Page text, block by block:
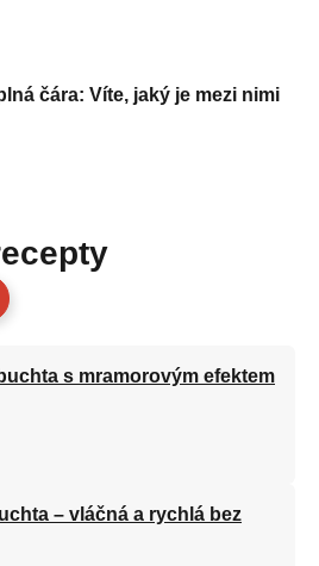
čára: Víte, jaký je mezi nimi
s mramorovým efektem
– vláčná a rychlá bez